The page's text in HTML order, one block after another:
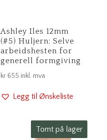
Ashley Iles 12mm
(#5) Huljern: Selve
arbeidshesten for
generell formgiving
kr 655 inkl. mva
Legg til Ønskeliste
Tomt på lager